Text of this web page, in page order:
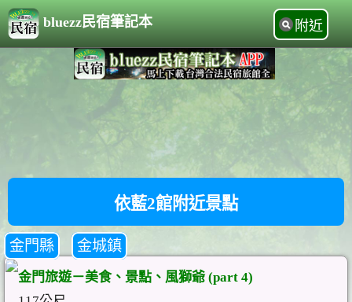
bluezz民宿筆記本 附近
依藍2館附近景點
金門縣 金城鎮
金門旅遊－美食、景點、風獅爺 (part 4)